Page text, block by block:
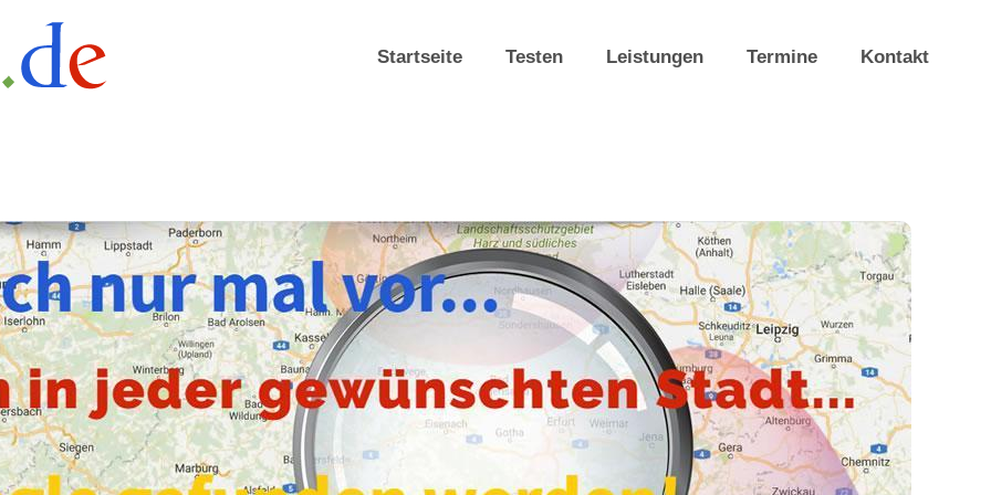
Startseite Testen Leistungen Termine Kontakt